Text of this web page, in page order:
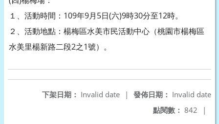
１、活動時間：109年9月5日(六)9時30分至12時。
２、活動地點：楊梅區水美市民活動中心（桃園市楊梅區
水美里楊新路二段2之1號）。
發佈日期： Invalid date
下架日期： Invalid date
|
點閱數： 842 |